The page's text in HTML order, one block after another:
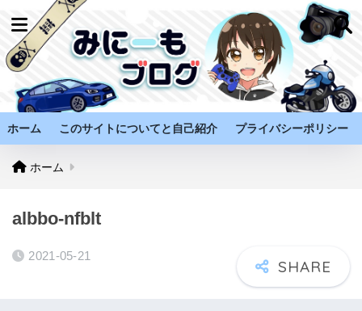
ホーム このサイトについてと自己紹介 プライバシーポリシー
ホーム
albbo-nfblt
2021-05-21